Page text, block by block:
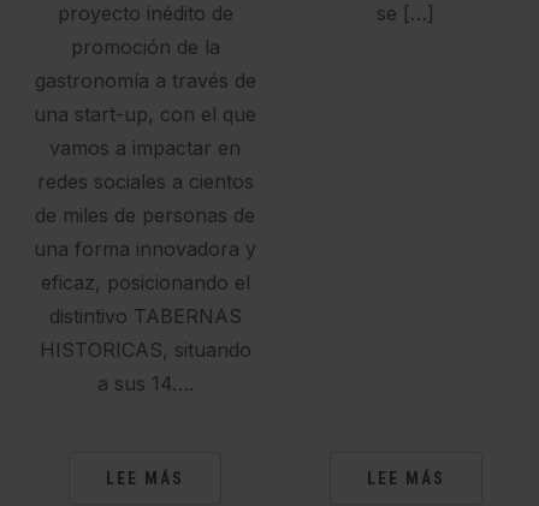
proyecto inédito de
promoción de la
gastronomía a través de
una start-up, con el que
vamos a impactar en
redes sociales a cientos
de miles de personas de
una forma innovadora y
eficaz, posicionando el
distintivo TABERNAS
HISTORICAS, situando
a sus 14….
LEE MÁS
se […]
LEE MÁS